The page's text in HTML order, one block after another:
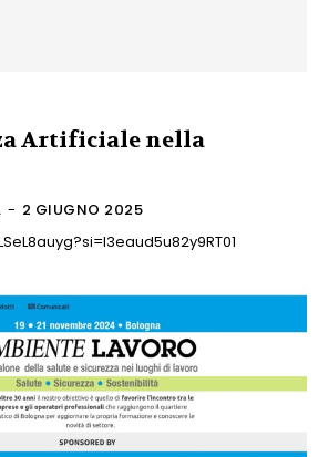
Artificiale nella
- 2 GIUGNO 2025